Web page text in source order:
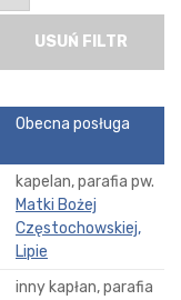
USUŃ FILTR
Obecna posługa
kapelan, parafia pw.
Matki Bożej
Częstochowskiej,
Lipie
inny kapłan, parafia